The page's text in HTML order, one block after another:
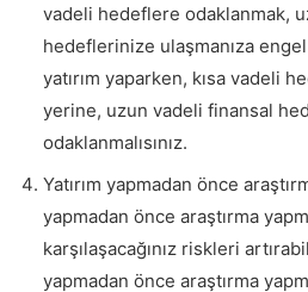
vadeli hedeflere odaklanmak,
hedeflerinize ulaşmanıza
yatırım yaparken, kısa vadeli
yerine, uzun vadeli finansal
odaklanmalısınız.
Yatırım yapmadan önce
yapmadan önce araştırma
karşılaşacağınız riskleri
yapmadan önce araştırma